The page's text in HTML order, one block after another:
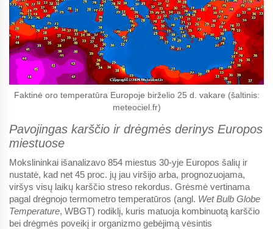
Faktinė oro temperatūra Europoje birželio 25 d. vakare (šaltinis:
meteociel.fr)
Pavojingas karščio ir drėgmės derinys Europos
miestuose
Mokslininkai išanalizavo 854 miestus 30-yje Europos šalių ir
nustatė, kad net 45 proc. jų jau viršijo arba, prognozuojama,
viršys visų laikų karščio streso rekordus. Grėsmė vertinama
pagal drėgnojo termometro temperatūros (angl. Wet Bulb Globe
Temperature, WBGT) rodiklį, kuris matuoja kombinuotą karščio
bei drėgmės poveikį ir organizmo gebėjimą vėsintis